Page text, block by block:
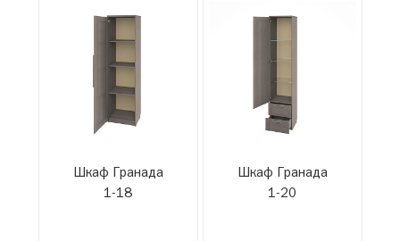
Шкаф Гранада
1-18
Шкаф Гранада
1-20